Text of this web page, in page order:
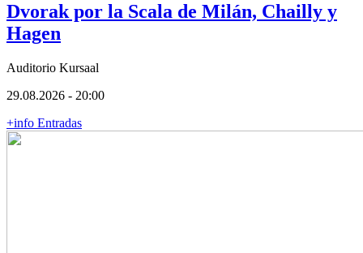
Dvorak por la Scala de Milán, Chailly y
Hagen
Auditorio Kursaal
29.08.2026 - 20:00
+info Entradas